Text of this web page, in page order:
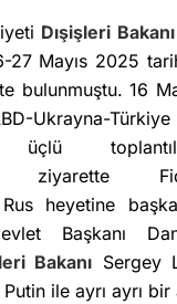
Dışişleri Bakanı
27 Mayıs 2025
bulunmuştu. 16
Ukrayna-
üçlü
ziyarette
heyetine
Başkanı
Bakanı Sergey
ile ayrı ayrı